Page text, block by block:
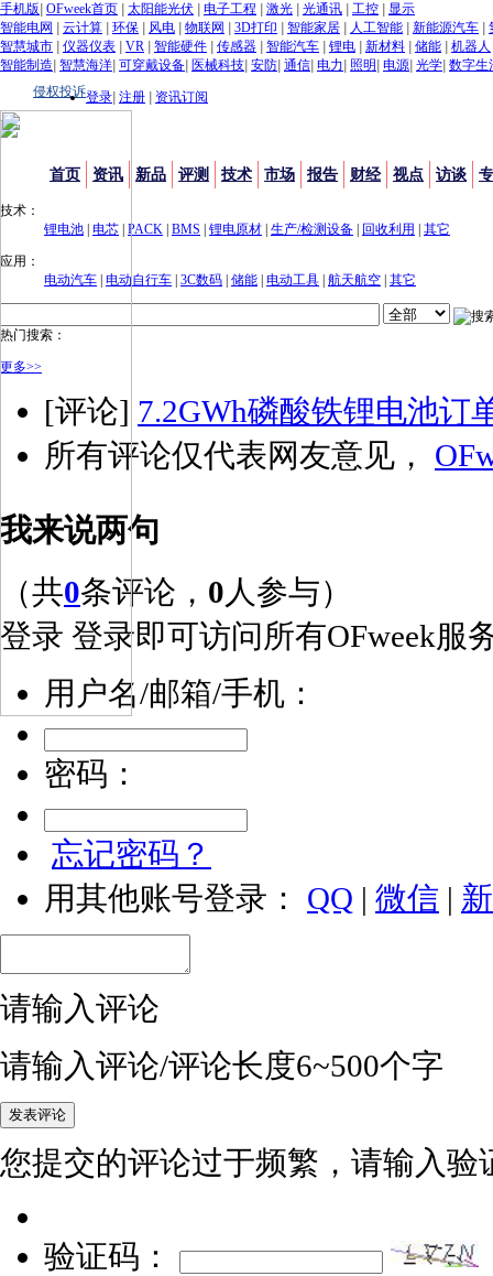
手机版 OFweek首页 太阳能光伏 电子工程 激光 光通讯 工控
显示
智能电网
云计算 环保 风电 物联网 3D打印 智能家居 人工智能 新能源汽车
智慧城市
仪器仪表 VR 智能硬件 传感器 智能汽车 锂电 新材料 储能
机器人
智能制造 智慧海洋 可穿戴设备 医械科技 安防 通信 电力 照明 电源 光学 数字生
侵权投诉登录 注册 资讯订阅
首页 资讯 新品 评测 技术 市场 报告 财经 视点 访谈
技术：
锂电池 电芯 PACK BMS 锂电原材 生产/检测设备 回收利用 其它
应用：
电动汽车 电动自行车 3C数码 储能 电动工具 航天航空 其它
热门搜索：
更多>>
[评论] 7.2GWh磷酸铁锂电池订
所有评论仅代表网友意见，
我来说两句
（共0条评论， 0 人参与）
登录 登录即可访问所有OFweek服
用户名/邮箱/手机：
密码：
忘记密码？
用其他账号登录： QQ | 微信 |
请输入评论
请输入评论/评论长度6~500个字
您提交的评论过于频繁，请输入验
验证码：